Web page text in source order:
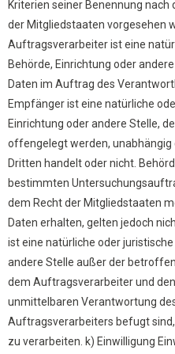
Kriterien seiner Benennung
der Mitgliedstaaten vorgesehen
Auftragsverarbeiter ist eine
Behörde, Einrichtung oder
Daten im Auftrag des
Empfänger ist eine natürliche
Einrichtung oder andere Stelle,
offengelegt werden, unabhängig
Dritten handelt oder nicht.
bestimmten
dem Recht der Mitgliedstaaten
Daten erhalten, gelten jedoch
ist eine natürliche oder
andere Stelle außer der
dem Auftragsverarbeiter und
unmittelbaren Verantwortung
Auftragsverarbeiters befugt
zu verarbeiten. k) Einwilligung